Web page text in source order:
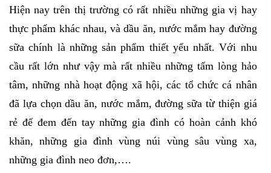
Hiện nay trên thị trường có rất nhiều những gia vị hay
thực phẩm khác nhau, và dầu ăn, nước mắm hay đường
sữa chính là những sản phẩm thiết yếu nhất. Với nhu
cầu rất lớn như vậy mà rất nhiều những tấm lòng hảo
tâm, những nhà hoạt động xã hội, các tổ chức cá nhân
đã lựa chọn dầu ăn, nước mắm, đường sữa từ thiện giá
rẻ để đem đến tay những gia đình có hoàn cảnh khó
khăn, những gia đình vùng núi vùng sâu vùng xa,
những gia đình neo đơn,….